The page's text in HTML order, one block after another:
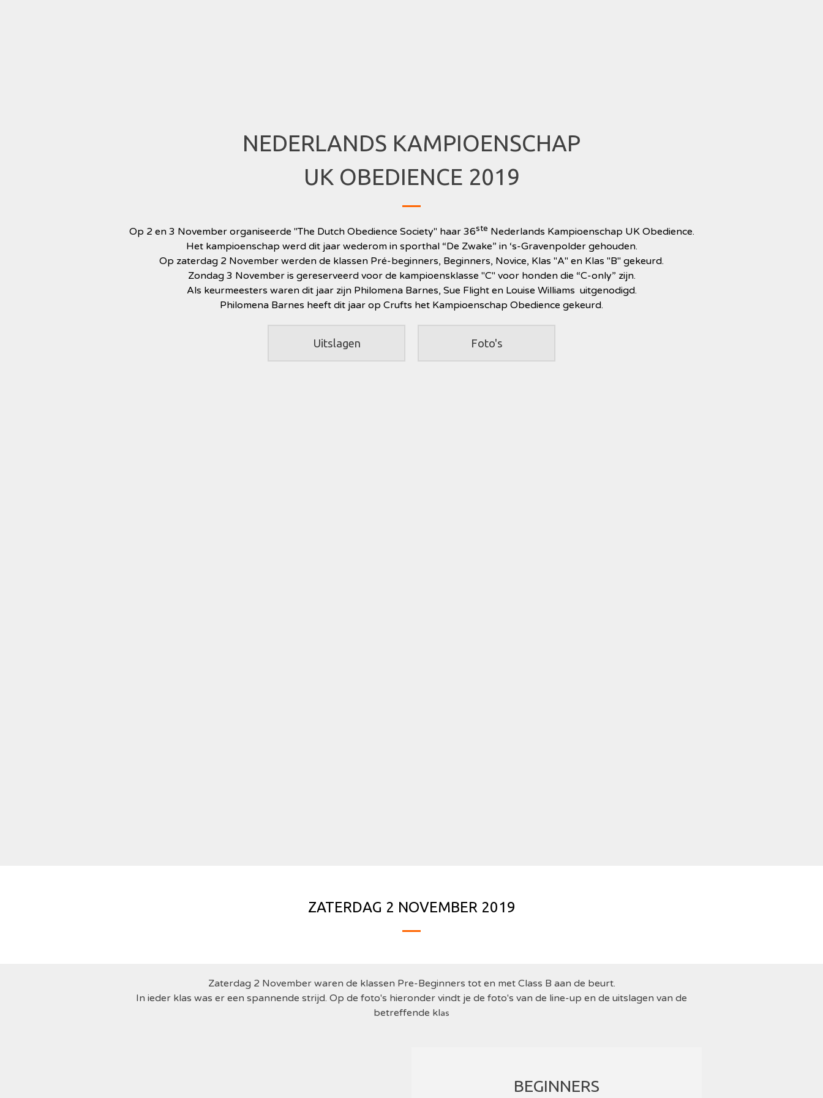
NEDERLANDS KAMPIOENSCHAP
UK OBEDIENCE 2019
Op 2 en 3 November organiseerde "The Dutch Obedience Society" haar 36ste Nederlands Kampioenschap UK Obedience.
Het kampioenschap werd dit jaar wederom in sporthal “De Zwake” in ‘s-Gravenpolder gehouden.
Op zaterdag 2 November werden de klassen Pré-beginners, Beginners, Novice, Klas "A" en Klas "B" gekeurd.
Zondag 3 November is gereserveerd voor de kampioensklasse "C" voor honden die “C-only” zijn.
Als keurmeesters waren dit jaar zijn Philomena Barnes, Sue Flight en Louise Williams uitgenodigd.
Philomena Barnes heeft dit jaar op Crufts het Kampioenschap Obedience gekeurd.
Uitslagen Foto's
ZATERDAG 2 NOVEMBER 2019
Zaterdag 2 November waren de klassen Pre-Beginners tot en met Class B aan de beurt.
In ieder klas was er een spannende strijd. Op de foto's hieronder vindt je de foto's van de line-up en de uitslagen van de
betreffende klas
BEGINNERS